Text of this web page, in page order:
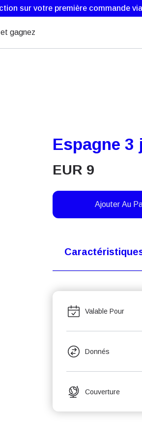
sur votre première commande
gagnez
Espagne 3
EUR 9
Ajouter Au
Valable Pour
Donnés
Couverture